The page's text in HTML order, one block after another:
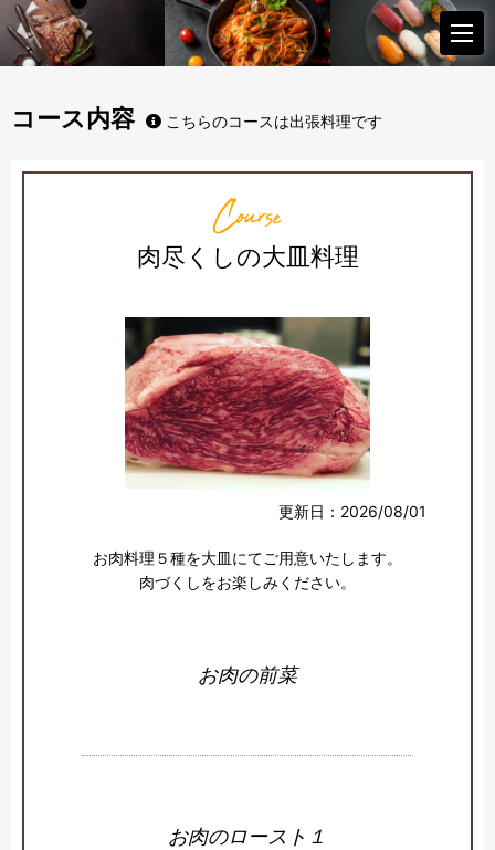
コース内容 こちらのコースは出張料理です
Course
肉尽くしの大皿料理
更新日：2026/08/01
お肉料理５種を大皿にてご用意いたします。
肉づくしをお楽しみください。
お肉の前菜
お肉のロースト１